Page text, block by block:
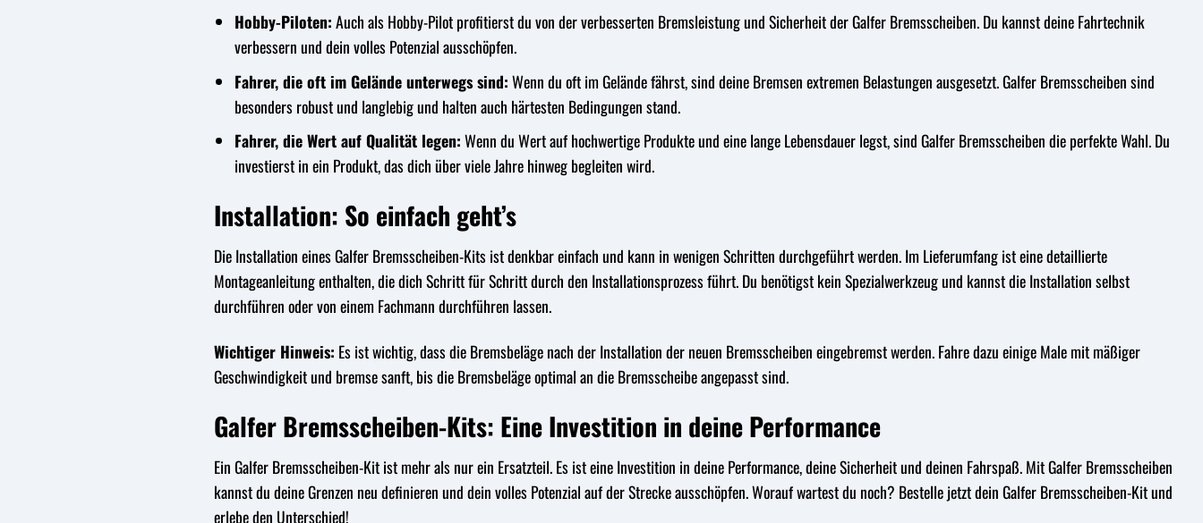
Hobby-Piloten:Auch als Hobby-Pilot profitierst du von der verbesserten Bremsleistung und Sicherheit der Galfer Bremsscheiben. Du kannst deine Fahrtechnik
verbessern und dein volles Potenzial ausschöpfen.
Fahrer, die oft im Gelände unterwegs sind:Wenn du oft im Gelände fährst, sind deine Bremsen extremen Belastungen ausgesetzt. Galfer Bremsscheiben sind
besonders robust und langlebig und halten auch härtesten Bedingungen stand.
Fahrer, die Wert auf Qualität legen:Wenn du Wert auf hochwertige Produkte und eine lange Lebensdauer legst, sind Galfer Bremsscheiben die perfekte Wahl. Du
investierst in ein Produkt, das dich über viele Jahre hinweg begleiten wird.
Installation: So einfach geht’s
Die Installation eines Galfer Bremsscheiben-Kits ist denkbar einfach und kann in wenigen Schritten durchgeführt werden. Im Lieferumfang ist eine detaillierte
Montageanleitung enthalten, die dich Schritt für Schritt durch den Installationsprozess führt. Du benötigst kein Spezialwerkzeug und kannst die Installation selbst
durchführen oder von einem Fachmann durchführen lassen.
Wichtiger Hinweis: Es ist wichtig, dass die Bremsbeläge nach der Installation der neuen Bremsscheiben eingebremst werden. Fahre dazu einige Male mit mäßiger
Geschwindigkeit und bremse sanft, bis die Bremsbeläge optimal an die Bremsscheibe angepasst sind.
Galfer Bremsscheiben-Kits: Eine Investition in deine Performance
Ein Galfer Bremsscheiben-Kit ist mehr als nur ein Ersatzteil. Es ist eine Investition in deine Performance, deine Sicherheit und deinen Fahrspaß. Mit Galfer Bremsscheiben
kannst du deine Grenzen neu definieren und dein volles Potenzial auf der Strecke ausschöpfen. Worauf wartest du noch? Bestelle jetzt dein Galfer Bremsscheiben-Kit und
erlebe den Unterschied!